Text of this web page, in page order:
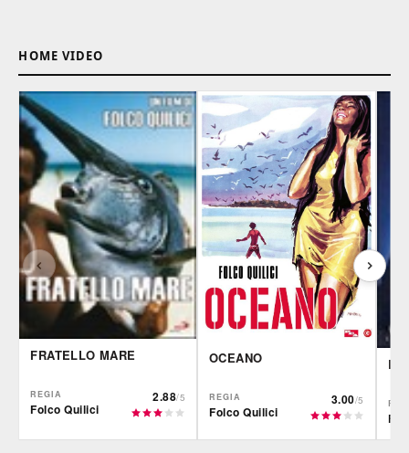
HOME VIDEO
FRATELLO MARE
REGIA
Folco Quilici
2.88/5
OCEANO
REGIA
Folco Quilici
3.00/5